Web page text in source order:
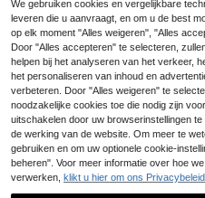
9
EU Warehouse EMERY ROSE Dames
casual trui met hartjespatroon en ve
rlaagde schouders, los gebreid, ges
chikt voor herfst/winter, top met lan
ge mouwen, gebreide pullover voor
de herfst
24 .36€ -1% 24.74€
Toon vergelijkbare artikelen die op
We gebruiken cookies en vergelijkbare
leveren die u aanvraagt, en om u de best
op elk moment "Alles weigeren", "Alles
Door "Alles accepteren" te selecteren,
helpen bij het analyseren van het verkeer,
het personaliseren van inhoud en
verbeteren. Door "Alles weigeren" te
noodzakelijke cookies toe die nodig zijn
uitschakelen door uw browserinstellingen
de werking van de website. Om meer te
gebruiken en om uw optionele cookie-
beheren". Voor meer informatie over hoe
verwerken, klikt u hier om ons